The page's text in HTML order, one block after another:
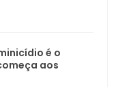
é o
aos